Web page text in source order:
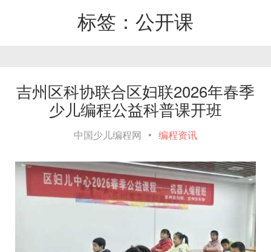
标签：公开课
吉州区科协联合区妇联2026年春季
少儿编程公益科普课开班
中国少儿编程网 • 编程资讯